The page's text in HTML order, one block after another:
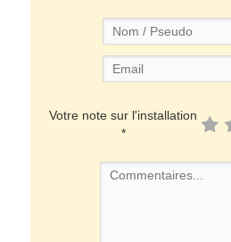
Votre note sur l'installation
*